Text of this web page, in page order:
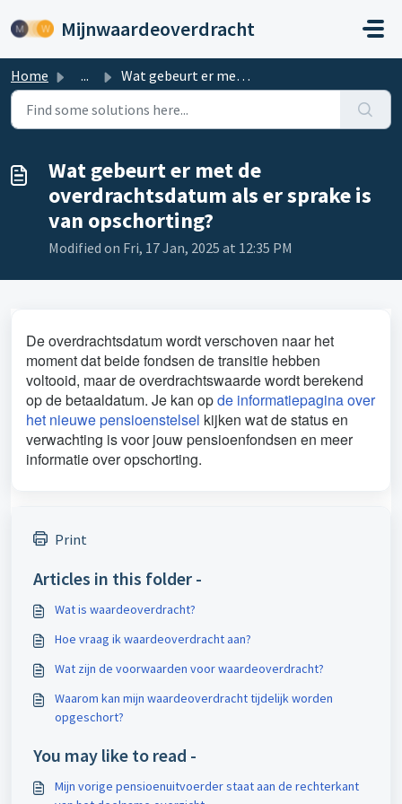
Mijnwaardeoverdracht
Home ... Wat gebeurt er met de overdrachtsdatum als er sprake is v...
Wat gebeurt er met de
overdrachtsdatum als er sprake is
van opschorting?
Modified on Fri, 17 Jan, 2025 at 12:35 PM
De overdrachtsdatum wordt verschoven naar het
moment dat beide fondsen de transitie hebben
voltooid, maar de overdrachtswaarde wordt berekend
op de betaaldatum. Je kan opde informatiepagina over
het nieuwe pensioenstelsel kijken wat de status en
verwachting is voor jouw pensioenfondsen en meer
informatie over opschorting.
Print
Articles in this folder -
Wat is waardeoverdracht?
Hoe vraag ik waardeoverdracht aan?
Wat zijn de voorwaarden voor waardeoverdracht?
Waarom kan mijn waardeoverdracht tijdelijk worden
opgeschort?
You may like to read -
Mijn vorige pensioenuitvoerder staat aan de rechterkant